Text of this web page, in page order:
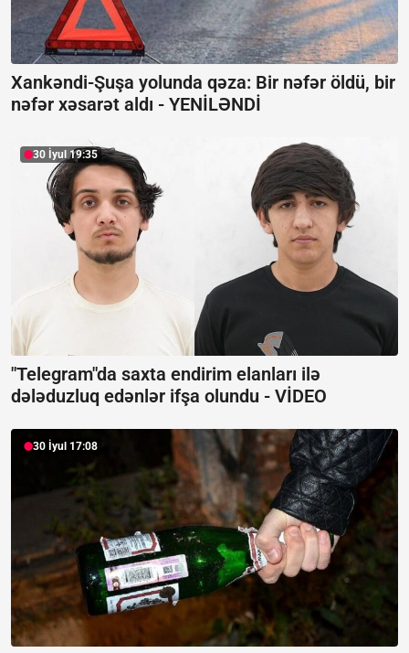
Xankəndi-Şuşa yolunda qəza: Bir nəfər öldü, bir
nəfər xəsarət aldı - YENİLƏNDİ
30 İyul 19:35
"Telegram"da saxta endirim elanları ilə
dələduzluq edənlər ifşa olundu - VİDEO
30 İyul 17:08